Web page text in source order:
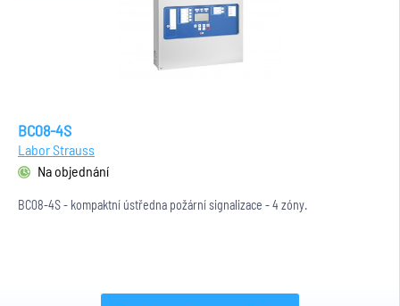
BC08-4S
Labor Strauss
Na objednání
BC08-4S - kompaktní ústředna požární signalizace - 4 zóny.